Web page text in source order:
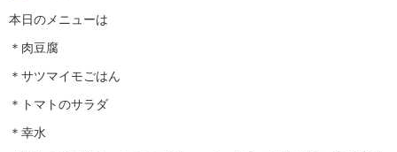
本日のメニューは
＊肉豆腐
＊サツマイモごはん
＊トマトのサラダ
＊幸水